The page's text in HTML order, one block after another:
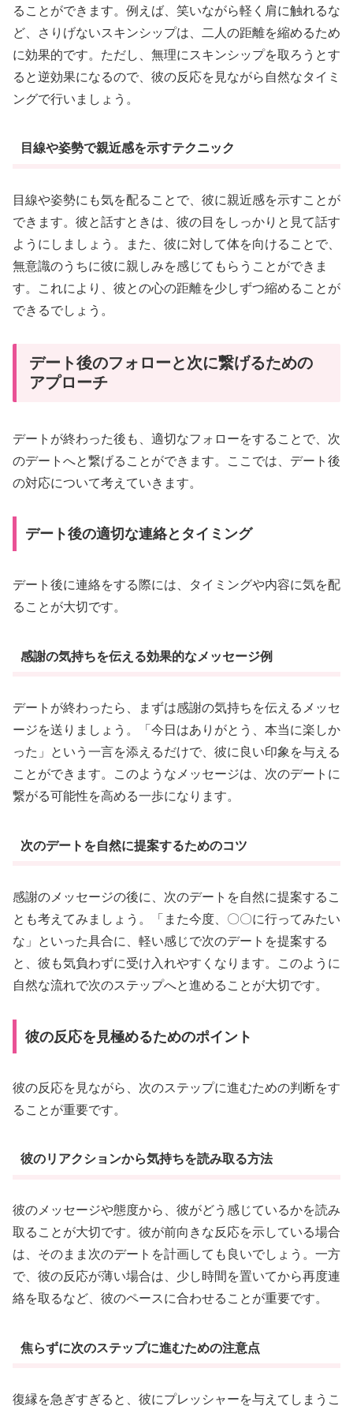
ることができます。例えば、笑いながら軽く肩に触れるな
ど、さりげないスキンシップは、二人の距離を縮めるため
に効果的です。ただし、無理にスキンシップを取ろうとす
ると逆効果になるので、彼の反応を見ながら自然なタイミ
ングで行いましょう。
目線や姿勢で親近感を示すテクニック
目線や姿勢にも気を配ることで、彼に親近感を示すことが
できます。彼と話すときは、彼の目をしっかりと見て話す
ようにしましょう。また、彼に対して体を向けることで、
無意識のうちに彼に親しみを感じてもらうことができま
す。これにより、彼との心の距離を少しずつ縮めることが
できるでしょう。
デート後のフォローと次に繋げるための
アプローチ
デートが終わった後も、適切なフォローをすることで、次
のデートへと繋げることができます。ここでは、デート後
の対応について考えていきます。
デート後の適切な連絡とタイミング
デート後に連絡をする際には、タイミングや内容に気を配
ることが大切です。
感謝の気持ちを伝える効果的なメッセージ例
デートが終わったら、まずは感謝の気持ちを伝えるメッセ
ージを送りましょう。「今日はありがとう、本当に楽しか
った」という一言を添えるだけで、彼に良い印象を与える
ことができます。このようなメッセージは、次のデートに
繋がる可能性を高める一歩になります。
次のデートを自然に提案するためのコツ
感謝のメッセージの後に、次のデートを自然に提案するこ
とも考えてみましょう。「また今度、〇〇に行ってみたい
な」といった具合に、軽い感じで次のデートを提案する
と、彼も気負わずに受け入れやすくなります。このように
自然な流れで次のステップへと進めることが大切です。
彼の反応を見極めるためのポイント
彼の反応を見ながら、次のステップに進むための判断をす
ることが重要です。
彼のリアクションから気持ちを読み取る方法
彼のメッセージや態度から、彼がどう感じているかを読み
取ることが大切です。彼が前向きな反応を示している場合
は、そのまま次のデートを計画しても良いでしょう。一方
で、彼の反応が薄い場合は、少し時間を置いてから再度連
絡を取るなど、彼のペースに合わせることが重要です。
焦らずに次のステップに進むための注意点
復縁を急ぎすぎると、彼にプレッシャーを与えてしまうこ